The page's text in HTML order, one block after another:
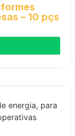
– 10 pçs